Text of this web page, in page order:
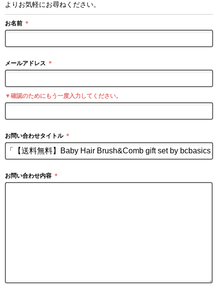
よりお気軽にお尋ねください。
お名前 ＊
メールアドレス ＊
▼確認のためにもう一度入力してください。
お問い合わせタイトル ＊
お問い合わせ内容 ＊